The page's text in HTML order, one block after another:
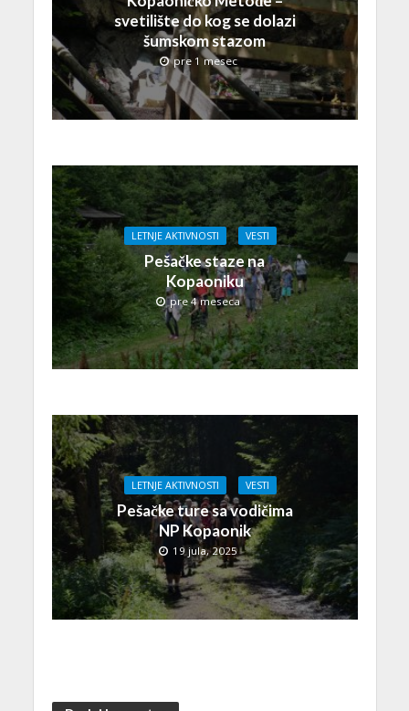
svetilište do kog se dolazi
šumskom stazom
pre 1 mesec
LETNJE AKTIVNOSTI VESTI
Pešačke staze na
Kopaoniku
pre 4 meseca
LETNJE AKTIVNOSTI VESTI
Pešačke ture sa vodičima
NP Kopaonik
19 jula, 2025